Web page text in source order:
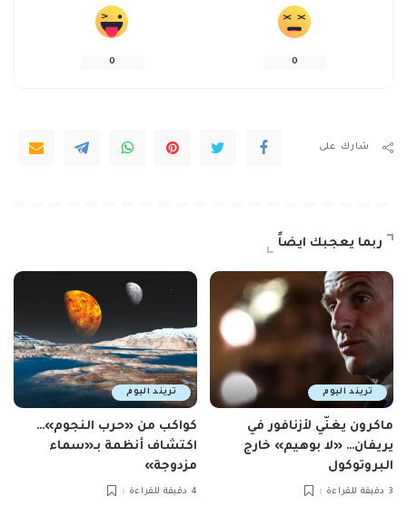
0
0
شارك على
ربما يعجبك ايضاً
تريند اليوم
ماكرون يغنّي لأزنافور في
يريفان… «لا بوهيم» خارج
البروتوكول
3 دقيقة للقراءة
تريند اليوم
كواكب من «حرب النجوم»…
اكتشاف أنظمة بـ«سماء
مزدوجة»
4 دقيقة للقراءة